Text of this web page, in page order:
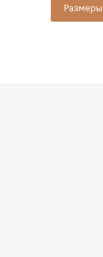
Размеры